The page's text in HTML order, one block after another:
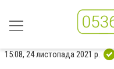
15:08, 24 листопада 2021 р.